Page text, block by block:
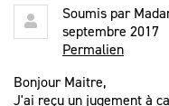
Soumis par
septembre 2017
Permalien
Bonjour Maitre,
J'ai reçu un jugement à